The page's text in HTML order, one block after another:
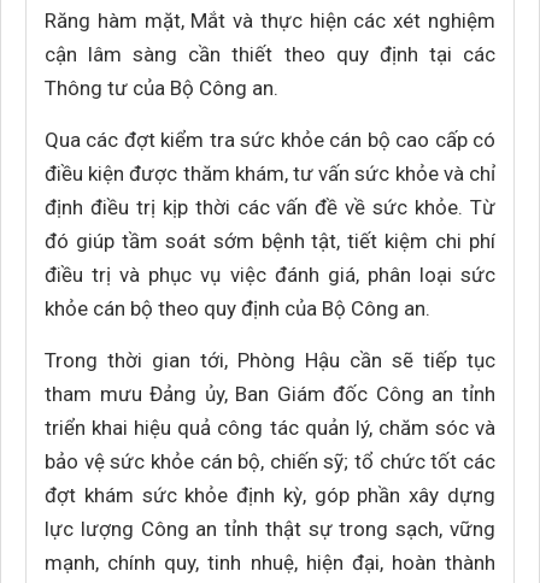
Răng hàm mặt, Mắt và thực hiện các xét nghiệm
cận lâm sàng cần thiết theo quy định tại các
Thông tư của Bộ Công an.
Qua các đợt kiểm tra sức khỏe cán bộ cao cấp có
điều kiện được thăm khám, tư vấn sức khỏe và chỉ
định điều trị kịp thời các vấn đề về sức khỏe. Từ
đó giúp tầm soát sớm bệnh tật, tiết kiệm chi phí
điều trị và phục vụ việc đánh giá, phân loại sức
khỏe cán bộ theo quy định của Bộ Công an.
Trong thời gian tới, Phòng Hậu cần sẽ tiếp tục
tham mưu Đảng ủy, Ban Giám đốc Công an tỉnh
triển khai hiệu quả công tác quản lý, chăm sóc và
bảo vệ sức khỏe cán bộ, chiến sỹ; tổ chức tốt các
đợt khám sức khỏe định kỳ, góp phần xây dựng
lực lượng Công an tỉnh thật sự trong sạch, vững
mạnh, chính quy, tinh nhuệ, hiện đại, hoàn thành